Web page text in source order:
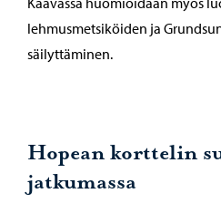
lehmusmetsiköiden ja
säilyttäminen.
Hopean korttelin
jatkumassa